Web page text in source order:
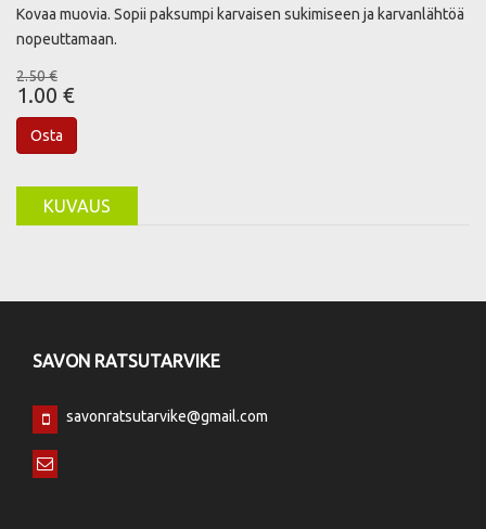
Kovaa muovia. Sopii paksumpi karvaisen sukimiseen ja karvanlähtöä
nopeuttamaan.
2.50 €
1.00 €
Osta
KUVAUS
SAVON RATSUTARVIKE
savonratsutarvike@gmail.com